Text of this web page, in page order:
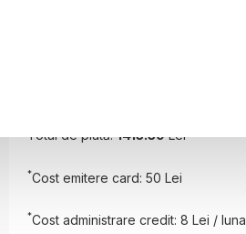
Total de plată:1413.39Lei
*Cost emitere card: 50 Lei
*Cost administrare credit: 8 Lei / luna